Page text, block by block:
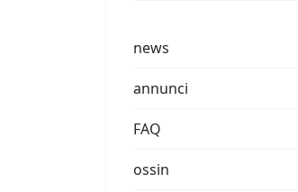
news
annunci
FAQ
ossin